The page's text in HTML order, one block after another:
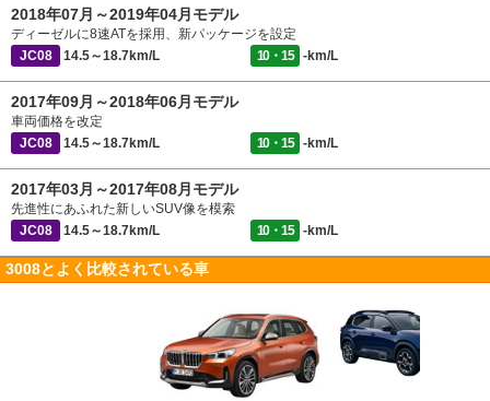
2018年07月～2019年04月モデル
ディーゼルに8速ATを採用、新パッケージを設定
JC08
14.5～18.7km/L 10・15 -km/L
2017年09月～2018年06月モデル
車両価格を改定
JC08
14.5～18.7km/L 10・15 -km/L
2017年03月～2017年08月モデル
先進性にあふれた新しいSUV像を模索
JC08
14.5～18.7km/L 10・15 -km/L
3008とよく比較されている車